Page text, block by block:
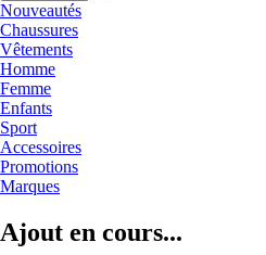
Nouveautés
Chaussures
Vêtements
Homme
Femme
Enfants
Sport
Accessoires
Promotions
Marques
Ajout en cours...